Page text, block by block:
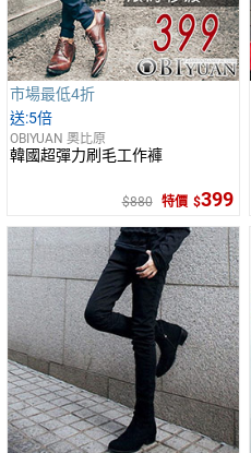
市場最低4折
5倍
OBIYUAN 奧比原
韓國超彈力刷毛工作褲
880 特價 399